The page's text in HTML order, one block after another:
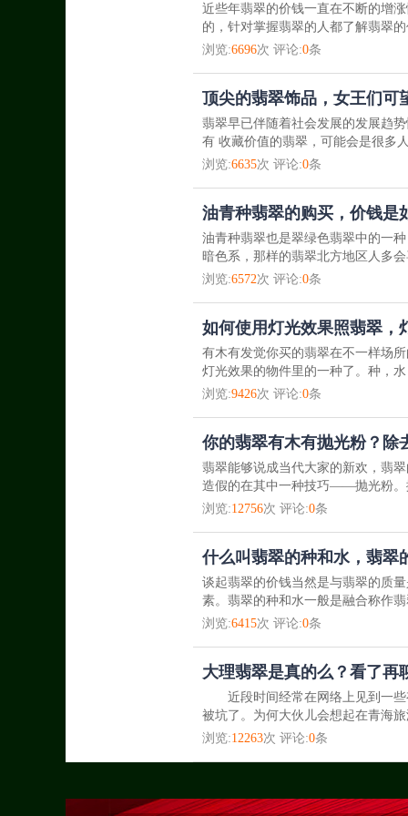
近些年翡翠的价钱一直在不断的增
的，针对掌握翡翠的人都了解翡翠
浏览:6696次 评论:0条
顶尖的翡翠饰品，女王们可
翡翠早已伴随着社会发展的发展趋
有 收藏价值的翡翠，可能会是很多
浏览:6635次 评论:0条
油青种翡翠的购买，价钱是
油青种翡翠也是翠绿色翡翠中的一
暗色系，那样的翡翠北方地区人多
浏览:6572次 评论:0条
如何使用灯光效果照翡翠，
有木有发觉你买的翡翠在不一样场
灯光效果的物件里的一种了。种，
浏览:9426次 评论:0条
你的翡翠有木有抛光粉？除
翡翠能够说成当代大家的新欢，翡
造假的在其中一种技巧——抛光粉。
浏览:12756次 评论:0条
什么叫翡翠的种和水，翡翠
谈起翡翠的价钱当然是与翡翠的质
素。翡翠的种和水一般是融合称作
浏览:6415次 评论:0条
大理翡翠是真的么？看了再
近段时间经常在网络上见到一些
被坑了。为何大伙儿会想起在青海
浏览:12263次 评论:0条